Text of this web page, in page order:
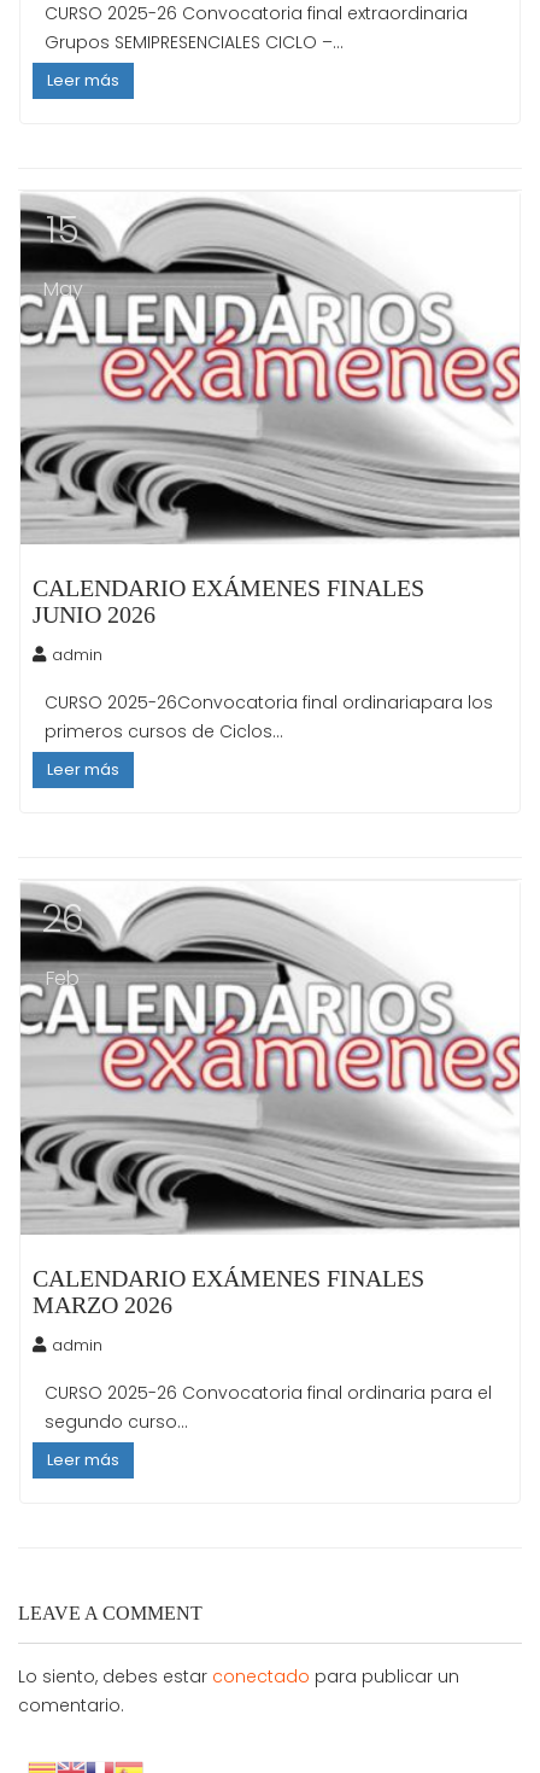
CURSO 2025-26 Convocatoria final extraordinaria
Grupos SEMIPRESENCIALES CICLO –...
Leer más
15
May
CALENDARIO EXÁMENES FINALES
JUNIO 2026
admin
CURSO 2025-26Convocatoria final ordinariapara los
primeros cursos de Ciclos...
Leer más
26
Feb
CALENDARIO EXÁMENES FINALES
MARZO 2026
admin
CURSO 2025-26 Convocatoria final ordinaria para el
segundo curso...
Leer más
LEAVE A COMMENT
Lo siento, debes estar conectado para publicar un
comentario.